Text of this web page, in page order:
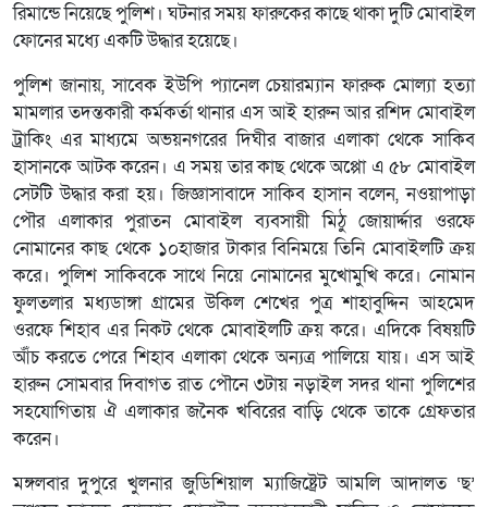
রিমান্ডে নিয়েছে পুলিশ। ঘটনার সময় ফারুকের কাছে থাকা দুটি মোবাইল
ফোনের মধ্যে একটি উদ্ধার হয়েছে।
পুলিশ জানায়, সাবেক ইউপি প্যানেল চেয়ারম্যান ফারুক মোল্যা হত্যা
মামলার তদন্তকারী কর্মকর্তা থানার এস আই হারুন আর রশিদ মোবাইল
ট্রাকিং এর মাধ্যমে অভয়নগরের দিঘীর বাজার এলাকা থেকে সাকিব
হাসানকে আটক করেন। এ সময় তার কাছ থেকে অপ্পো এ ৫৮ মোবাইল
সেটটি উদ্ধার করা হয়। জিজ্ঞাসাবাদে সাকিব হাসান বলেন, নওয়াপাড়া
পৌর এলাকার পুরাতন মোবাইল ব্যবসায়ী মিঠু জোয়ার্দ্দার ওরফে
নোমানের কাছ থেকে ১০হাজার টাকার বিনিময়ে তিনি মোবাইলটি ক্রয়
করে। পুলিশ সাকিবকে সাথে নিয়ে নোমানের মুখোমুখি করে। নোমান
ফুলতলার মধ্যডাঙ্গা গ্রামের উকিল শেখের পুত্র শাহাবুদ্দিন আহমেদ
ওরফে শিহাব এর নিকট থেকে মোবাইলটি ক্রয় করে। এদিকে বিষয়টি
আঁঁচ করতে পেরে শিহাব এলাকা থেকে অন্যত্র পালিয়ে যায়। এস আই
হারুন সোমবার দিবাগত রাত পৌনে ৩টায় নড়াইল সদর থানা পুলিশের
সহযোগিতায় ঐ এলাকার জনৈক খবিরের বাড়ি থেকে তাকে গ্রেফতার
করেন।
মঙ্গলবার দুপুরে খুলনার জুডিশিয়াল ম্যাজিষ্ট্রেট আমলি আদালত ‘ছ’